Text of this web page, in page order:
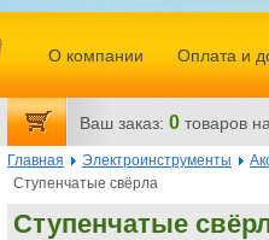
Главная Электроинструменты
Ступенчатые свёрла
Ступенчатые
О компании Оплата и
Ваш заказ: 0 товаров